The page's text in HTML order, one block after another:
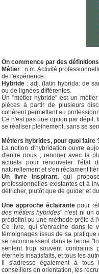
On commence par des définitions
Métier : n.m. Activité
de l'expérience.
Hybride : adj. (latin hybrida: de
ou de lignées différentes.
Un "métier hybride" est un
pièces à partir de plusieurs
cohérent permettant au
Ce n'est pas une option par dépit,
se réaliser pleinement, sans se
Métiers hybrides, pour quoi faire
La notion d'hybridation ouvre
d'entre nous ; renouer avec la
actuels pour renouveler l'état
naturellement et s'en réclament
Un livre inspirant, qui
professionnelles existantes et à
défricher, plutôt que de guider et
.
Une approche éclairantepour
des métiers hybrides" n'est ni un
prédéfini ou une méthode prête à
Ce livre, qui s'enracine dans le
témoignages issus de sa
se reconnaissent dans le terme
sentent trop souvent contraints
éternels insatisfaits, et tous les
Il s'adresse également à tous
conseillers en orientation, les